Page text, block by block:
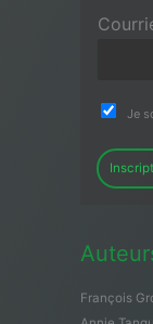
Je
François